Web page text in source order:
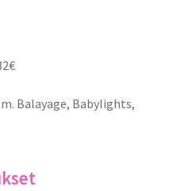
Balayage, Babylights,